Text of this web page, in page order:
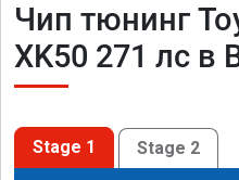
Чип тюнинг
XK50 271 лс в
Stage 1 Stage 2